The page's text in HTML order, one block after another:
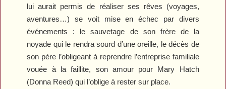
lui aurait permis de réaliser ses rêves (voyages,
aventures…) se voit mise en échec par divers
événements : le sauvetage de son frère de la
noyade qui le rendra sourd d’une oreille, le décès de
son père l’obligeant à reprendre l’entreprise familiale
vouée à la faillite, son amour pour Mary Hatch
(Donna Reed) qui l’oblige à rester sur place.